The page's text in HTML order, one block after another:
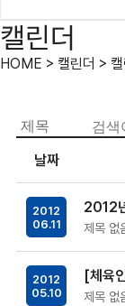
캘린더
HOME > 캘린더 > 캘
날짜
2012
06.11
2012
2012
05.10